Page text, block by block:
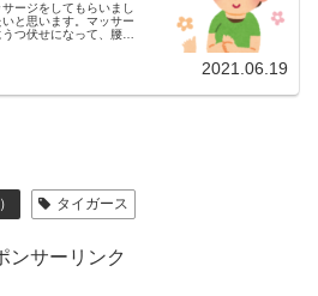
ージをしてもらいまし
と思います。マッサー
つ伏せになって、腰を
2021.06.19
タイガース
ンサーリンク